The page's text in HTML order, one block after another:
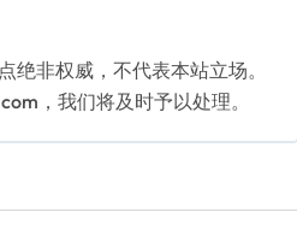
绝非权威，不代表本站立场。
，我们将及时予以处理。